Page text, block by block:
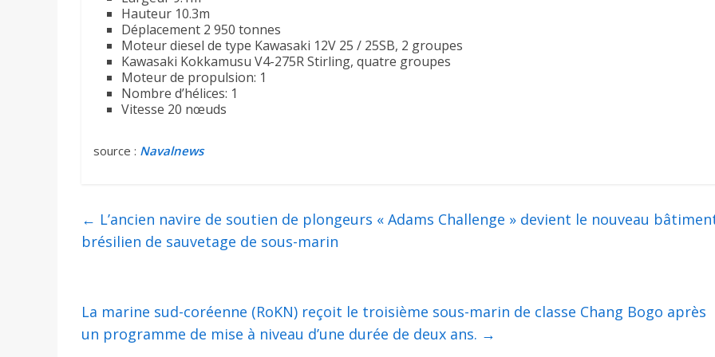
Hauteur 10.3m
Déplacement 2 950 tonnes
Moteur diesel de type Kawasaki 12V 25 / 25SB, 2 groupes
Kawasaki Kokkamusu V4-275R Stirling, quatre groupes
Moteur de propulsion: 1
Nombre d’hélices: 1
Vitesse 20 nœuds
source : Navalnews
← L’ancien navire de soutien de plongeurs « Adams Challenge » devient le nouveau
brésilien de sauvetage de sous-marin
La marine sud-coréenne (RoKN) reçoit le troisième sous-marin de classe Chang Bogo après
un programme de mise à niveau d’une durée de deux ans. →